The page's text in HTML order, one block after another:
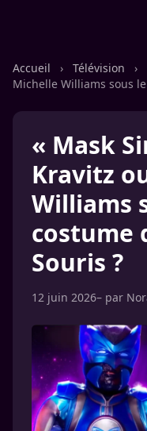
Accueil › Télévision ›
Michelle Williams sous
« Mask
Kravitz
Williams
costume
Souris ?
12 juin 2026– par